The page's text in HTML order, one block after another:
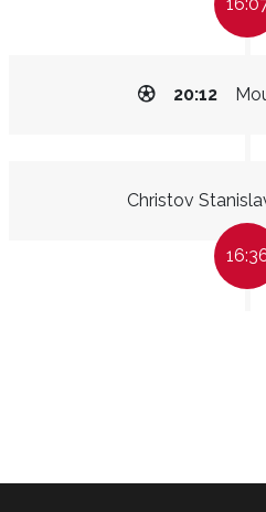
20:12
Christov